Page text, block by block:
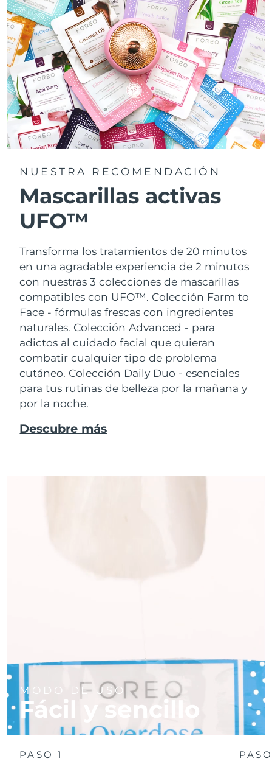
NUESTRA RECOMENDACIÓN
Mascarillas activas
UFO™
Transforma los tratamientos de 20 minutos
en una agradable experiencia de 2 minutos
con nuestras 3 colecciones de mascarillas
compatibles con UFO™. Colección Farm to
Face - fórmulas frescas con ingredientes
naturales. Colección Advanced - para
adictos al cuidado facial que quieran
combatir cualquier tipo de problema
cutáneo. Colección Daily Duo - esenciales
para tus rutinas de belleza por la mañana y
por la noche.
Descubre más
MODO DE USO
Fácil y sencillo
PASO 1